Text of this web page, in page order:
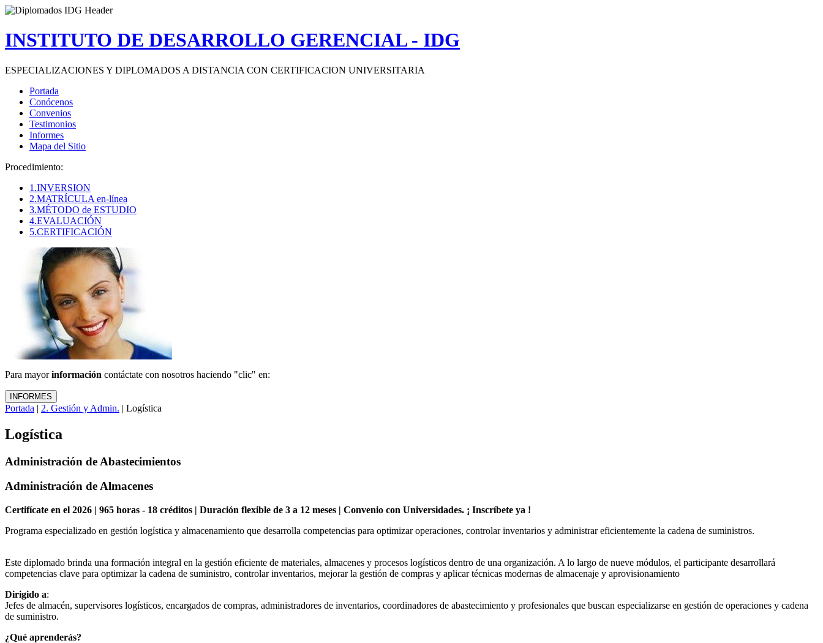
INSTITUTO DE DESARROLLO GERENCIAL - IDG
ESPECIALIZACIONES Y DIPLOMADOS A DISTANCIA CON CERTIFICACION UNIVERSITARIA
Portada
Conócenos
Convenios
Testimonios
Informes
Mapa del Sitio
Procedimiento:
1.INVERSION
2.MATRÍCULA en-línea
3.MÉTODO de ESTUDIO
4.EVALUACIÓN
5.CERTIFICACIÓN
Para mayorinformación contáctate con nosotros haciendo "clic" en:
Portada | 2. Gestión y Admin. | Logística
Logística
Administración de Abastecimientos
Administración de Almacenes
Certifícate en el 2026 | 965 horas - 18 créditos | Duración flexible de 3 a 12 meses | Convenio con Universidades. ¡ Inscríbete ya !
Programa especializado en gestión logística y almacenamiento que desarrolla competencias para optimizar operaciones, controlar inventarios y administrar eficientemente la cadena de suministros.
Este diplomado brinda una formación integral en la gestión eficiente de materiales, almacenes y procesos logísticos dentro de una organización. A lo largo de nueve módulos, el participante desarrollará
competencias clave para optimizar la cadena de suministro, controlar inventarios, mejorar la gestión de compras y aplicar técnicas modernas de almacenaje y aprovisionamiento
Dirigido a:
Jefes de almacén, supervisores logísticos, encargados de compras, administradores de inventarios, coordinadores de abastecimiento y profesionales que buscan especializarse en gestión de operaciones y cadena
de suministro.
¿Qué aprenderás?